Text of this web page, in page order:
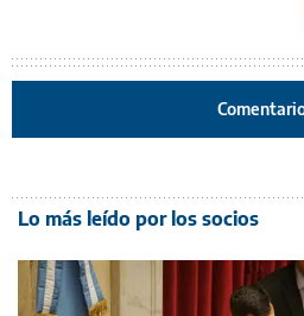
Lo más leído por los socios